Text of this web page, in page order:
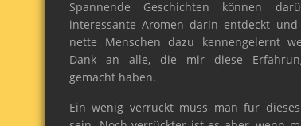
Spannende Geschichten können
interessante Aromen darin entdeckt
nette Menschen dazu kennengelernt
Dank an alle, die mir diese
gemacht haben.
Ein wenig verrückt muss man für